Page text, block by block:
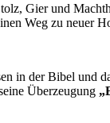
Gier und
Weg zu neuer
in der Bibel und
Überzeugung